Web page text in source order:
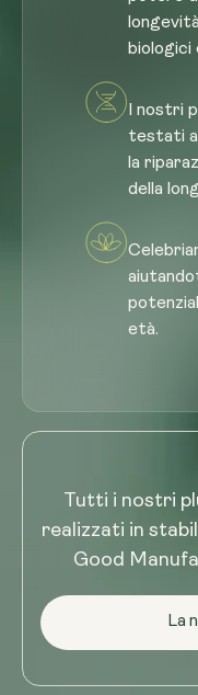
biologici
I nostri
testati
la
della
età.
Tutti i nostri
realizzati in
Good
La